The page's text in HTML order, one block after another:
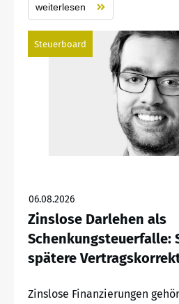
weiterlesen
Steuerboard
06.08.2026
Zinslose Darlehen als
Schenkungsteuerfalle:
spätere
Zinslose Finanzierungen